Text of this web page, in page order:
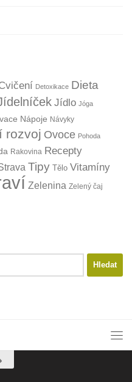
Detoxikace Dieta
Jídlo Jóga
Nápoje Návyky
rozvoj Ovoce Pohoda
Rakovina Recepty
Tipy Tělo Vitamíny
Zelenina Zelený čaj